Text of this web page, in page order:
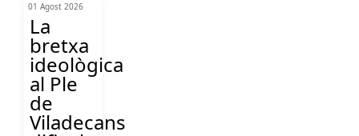
01 Agost 2026
La
bretxa
ideològica
al Ple
de
Viladecans